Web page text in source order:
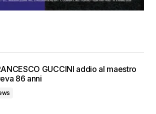
GUCCINI addio al maestro
86 anni